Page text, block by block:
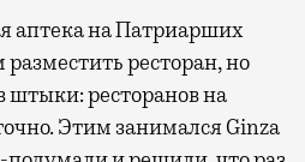
аптека на Патриарших
ресторан, но
ресторанов на
Этим занимался Ginza